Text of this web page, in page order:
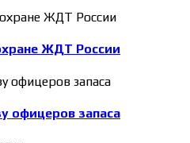
ЖДТ России
офицеров запаса